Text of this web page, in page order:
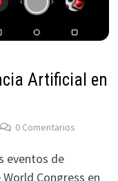
Artificial en
0 Comentarios
eventos de
Congress en